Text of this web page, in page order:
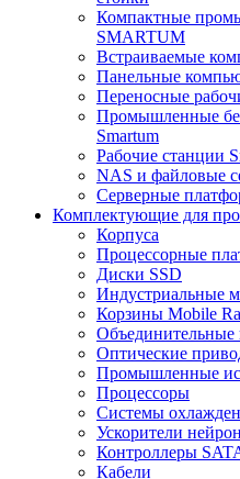
Компактные
SMARTUM
Встраиваемые
Панельные
Переносные
Промышленные
Smartum
Рабочие станции
NAS и файловые
Серверные
Комплектующие для
Корпуса
Процессорные
Диски SSD
Индустриальные
Корзины Mobile
Объединительные
Оптические
Промышленные
Процессоры
Системы
Ускорители
Контроллеры
Кабели